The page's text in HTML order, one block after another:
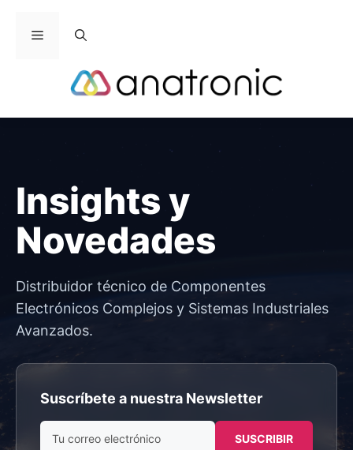
Menú
Insights y
Novedades
Distribuidor técnico de Componentes
Electrónicos Complejos y Sistemas Industriales
Avanzados.
Suscríbete a nuestra Newsletter